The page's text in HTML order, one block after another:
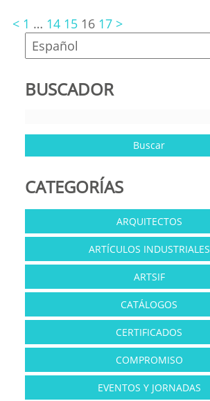
< 1 … 14 15 16 17 >
BUSCADOR
CATEGORÍAS
ARQUITECTOS
ARTÍCULOS INDUSTRIALES
ARTSIF
CATÁLOGOS
CERTIFICADOS
COMPROMISO
EVENTOS Y JORNADAS